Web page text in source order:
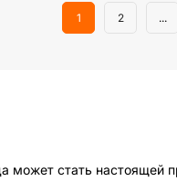
1 2 ...
стать настоящей